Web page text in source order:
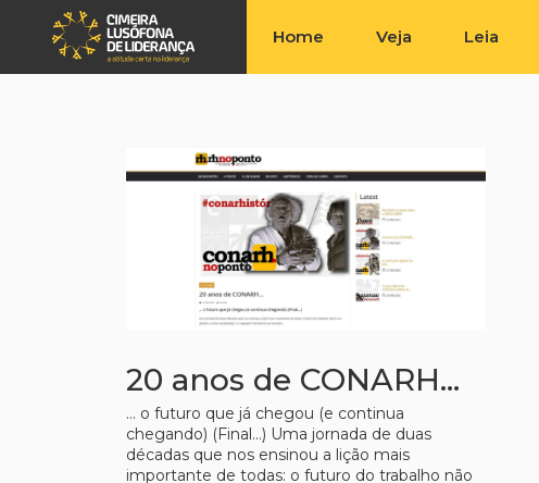
conteúdo
Home Veja Leia
20 anos de CONARH…
… o futuro que já chegou (e continua
chegando) (Final…) Uma jornada de duas
décadas que nos ensinou a lição mais
importante de todas: o futuro do trabalho não